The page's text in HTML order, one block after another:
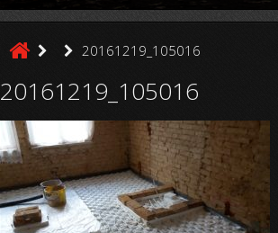
20161219_105016
20161219_105016